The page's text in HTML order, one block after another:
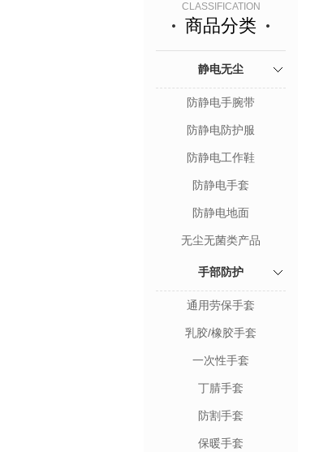
CLASSIFICATION
商品分类
静电无尘
防静电手腕带
防静电防护服
防静电工作鞋
防静电手套
防静电地面
无尘无菌类产品
手部防护
通用劳保手套
乳胶/橡胶手套
一次性手套
丁腈手套
防割手套
保暖手套